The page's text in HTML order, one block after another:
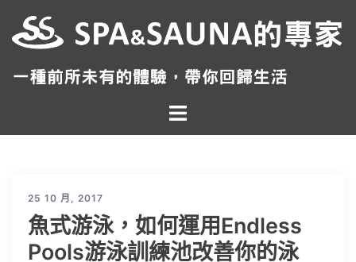
至
Toggle
menu
25 10 月, 2017
魚式游泳，如何運用Endless
Pools游泳訓練池改善你的泳